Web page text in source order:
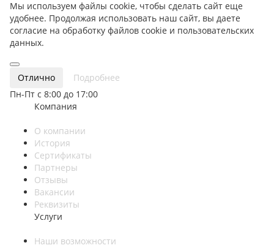
Мы используем файлы cookie, чтобы сделать сайт еще
удобнее. Продолжая использовать наш сайт, вы даете
согласие на обработку файлов cookie и пользовательских
данных.
Отлично
Подробнее
Пн-Пт с 8:00 до 17:00
Компания
О компании
История
Сертификаты
Партнеры
Отзывы
Вакансии
Реквизиты
Услуги
Наши возможности